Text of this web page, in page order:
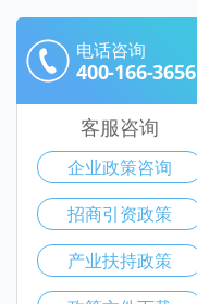
电话咨询
400-166-3656
客服咨询
企业政策咨询
招商引资政策
产业扶持政策